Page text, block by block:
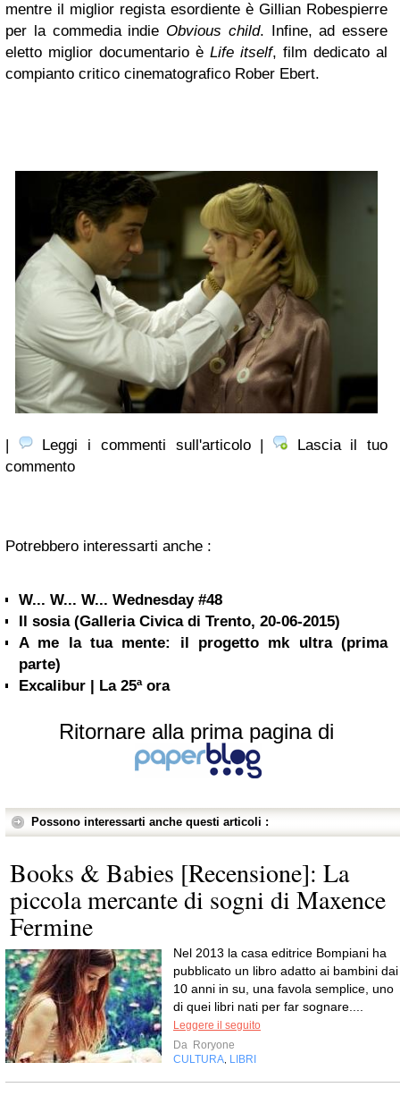
mentre il miglior regista esordiente è Gillian Robespierre
per la commedia indie Obvious child. Infine, ad essere
eletto miglior documentario è Life itself, film dedicato al
compianto critico cinematografico Rober Ebert.
| Leggi i commenti sull'articolo |
Lascia il tuo
commento
Potrebbero interessarti anche :
W... W... W... Wednesday #48
Il sosia (Galleria Civica di Trento, 20-06-2015)
A me la tua mente: il progetto mk ultra (prima
parte)
Excalibur | La 25ª ora
Ritornare alla prima pagina di
Possono interessarti anche questi articoli :
Books & Babies [Recensione]: La
piccola mercante di sogni di Maxence
Fermine
Nel 2013 la casa editrice Bompiani ha
pubblicato un libro adatto ai bambini dai
10 anni in su, una favola semplice, uno
di quei libri nati per far sognare....
Leggere il seguito
Da Roryone
CULTURA LIBRI